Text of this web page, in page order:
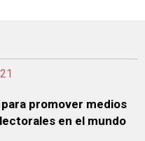
promover medios
en el mundo